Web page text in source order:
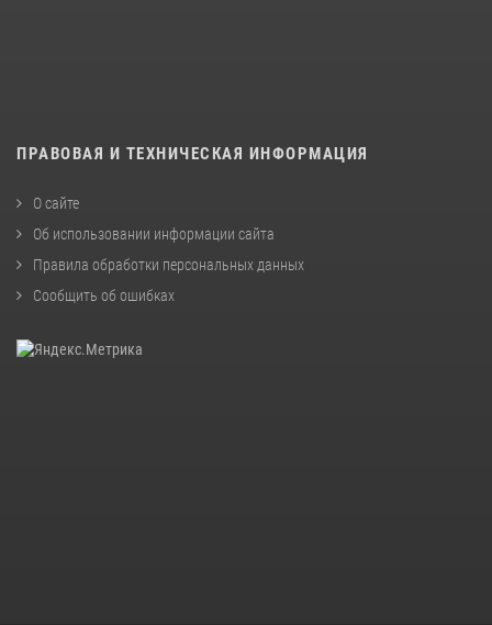
ПРАВОВАЯ И ТЕХНИЧЕСКАЯ ИНФОРМАЦИЯ
О сайте
Об использовании информации сайта
Правила обработки персональных данных
Сообщить об ошибках